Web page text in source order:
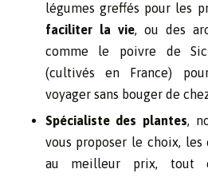
légumes greffés pour les
faciliter la vie, ou des
comme le poivre de
(cultivés en France)
voyager sans bouger de
Spécialiste des plantes,
vous proposer le choix,
au meilleur prix, tout